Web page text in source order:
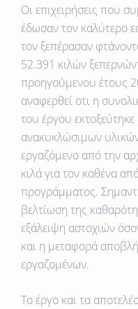
Οι επιχειρήσεις που
έδωσαν τον καλύτερο
τον ξεπέρασαν
52.391 κιλών
προηγούμενου έτους
αναφερθεί οτι η
του έργου εκτοξεύτηκε
ανακυκλώσιμων
εργαζόμενο από την
κιλάγια τον καθένα
προγράμματος.
βελτίωση της
εξάλειψη αστοχιών
και η μεταφορά
εργαζομένων.
Το έργο και τα